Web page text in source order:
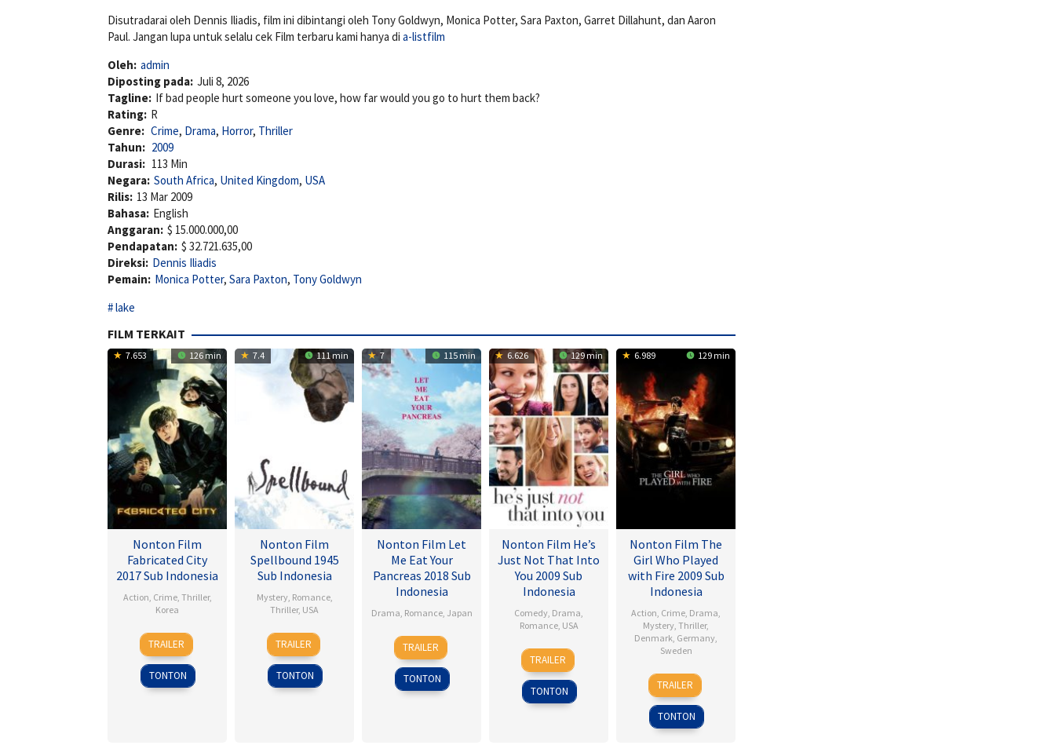
Disutradarai oleh Dennis Iliadis, film ini dibintangi oleh Tony Goldwyn, Monica Potter, Sara Paxton, Garret Dillahunt, dan Aaron
Paul. Jangan lupa untuk selalu cek Film terbaru kami hanya di a-listfilm
Oleh: admin
Diposting pada: Juli 8, 2026
Tagline: If bad people hurt someone you love, how far would you go to hurt them back?
Rating: R
Genre: Crime, Drama, Horror, Thriller
Tahun: 2009
Durasi: 113 Min
Negara: South Africa, United Kingdom, USA
Rilis: 13 Mar 2009
Bahasa: English
Anggaran: $ 15.000.000,00
Pendapatan: $ 32.721.635,00
Direksi: Dennis Iliadis
Pemain: Monica Potter, Sara Paxton, Tony Goldwyn
lake
FILM TERKAIT
7.653 126 min
Nonton Film
Fabricated City
2017 Sub Indonesia
Action Crime, Thriller,
Korea
9
Feb
2017
Lee
Hu-
bin
TRAILER
TONTON
7.4 111 min
Nonton Film
Spellbound 1945
Sub Indonesia
Mystery, Romance,
Thriller, USA
8
Nov
1945
Alfred
Hitchcock
TRAILER
TONTON
7 115 min
Nonton Film Let
Me Eat Your
Pancreas 2018 Sub
Indonesia
Drama Romance, Japan
28
Jul
2017
Sho
Tsukikawa
TRAILER
TONTON
6.626 129 min
Nonton Film He’s
Just Not That Into
You 2009 Sub
Indonesia
Comedy Drama
Romance, USA
6
Feb
2009
Ken
Kwapis
TRAILER
TONTON
6.989 129 min
Nonton Film The
Girl Who Played
with Fire 2009 Sub
Indonesia
Action Crime Drama
Mystery Thriller,
Denmark Germany
Sweden
18
Sep
2009
Daniel
Alfredson
TRAILER
TONTON